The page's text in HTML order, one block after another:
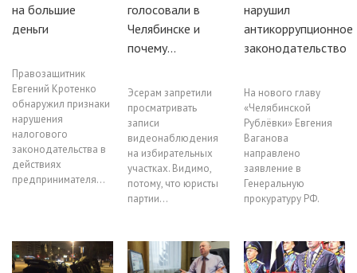
на большие
деньги
Правозащитник
Евгений Кротенко
обнаружил признаки
нарушения
налогового
законодательства в
действиях
предпринимателя…
голосовали в
Челябинске и
почему…
Эсерам запретили
просматривать
записи
видеонаблюдения
на избирательных
участках. Видимо,
потому, что юристы
партии…
нарушил
антикоррупционное
законодательство
На нового главу
«Челябинской
Рублёвки» Евгения
Ваганова
направлено
заявление в
Генеральную
прокуратуру РФ.